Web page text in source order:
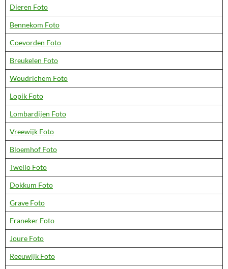
Dieren Foto
Bennekom Foto
Coevorden Foto
Breukelen Foto
Woudrichem Foto
Lopik Foto
Lombardijen Foto
Vreewijk Foto
Bloemhof Foto
Twello Foto
Dokkum Foto
Grave Foto
Franeker Foto
Joure Foto
Reeuwijk Foto